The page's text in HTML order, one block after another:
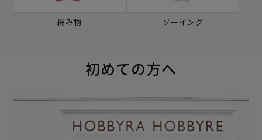
編み物 ソーイング
初めての方へ